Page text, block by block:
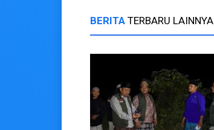
BERITA TERBARU LAINNYA